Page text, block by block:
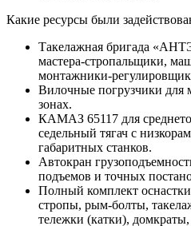
Какие ресурсы были
Такелажная бригада
мастера‑стропальщики,
Вилочные погрузчики для
зонах.
КАМАЗ 65117 для
седельный тягач с
габаритных станков.
Автокран
подъемов и точных
Полный комплект
стропы, рым‑болты,
тележки (катки),